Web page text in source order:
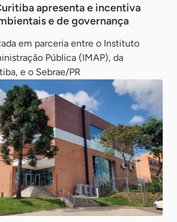
apresenta e incentiva
e de governança
em parceria entre o Instituto
Pública (IMAP), da
e o Sebrae/PR